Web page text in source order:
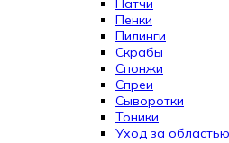
Патчи
Пенки
Пилинги
Скрабы
Спонжи
Спреи
Сыворотки
Тоники
Уход за